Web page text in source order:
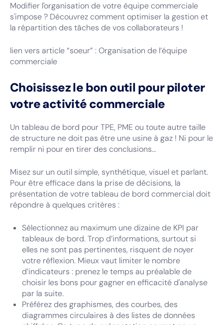
Modifier l'organisation de votre équipe commerciale
s'impose ? Découvrez comment optimiser la gestion et
la répartition des tâches de vos collaborateurs !
lien vers article “soeur” : Organisation de l’équipe
commerciale
Choisissez le bon outil pour piloter
votre activité commerciale
Un tableau de bord pour TPE, PME ou toute autre taille
de structure ne doit pas être une usine à gaz ! Ni pour le
remplir ni pour en tirer des conclusions…
Misez sur un outil simple, synthétique, visuel et parlant.
Pour être efficace dans la prise de décisions, la
présentation de votre tableau de bord commercial doit
répondre à quelques critères :
Sélectionnez au maximum une dizaine de KPI par
tableaux de bord. Trop d’informations, surtout si
elles ne sont pas pertinentes, risquent de noyer
votre réflexion. Mieux vaut limiter le nombre
d’indicateurs : prenez le temps au préalable de
choisir les bons pour gagner en efficacité d'analyse
par la suite.
Préférez des graphismes, des courbes, des
diagrammes circulaires à des listes de données